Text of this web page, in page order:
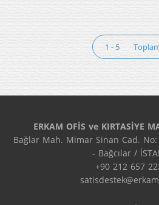
1 - 5
ERKAM OFİS ve KIRTASİYE
Bağlar Mah. Mimar Sinan Cad.
- Bağcılar /
+90 212 657